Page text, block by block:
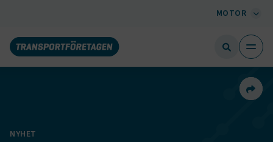
MOTOR
NYHET
Dela